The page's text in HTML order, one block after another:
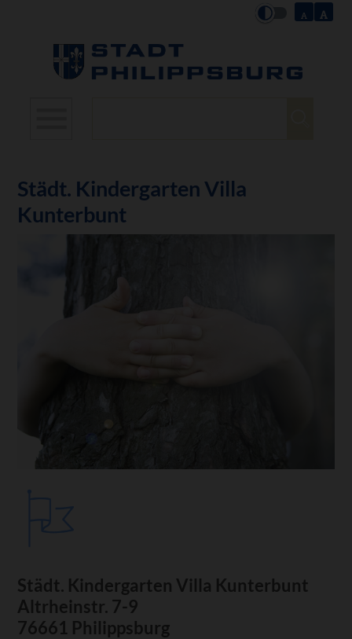
Städt. Kindergarten Villa
Kunterbunt
Städt. Kindergarten Villa Kunterbunt
Altrheinstr. 7-9
76661 Philippsburg